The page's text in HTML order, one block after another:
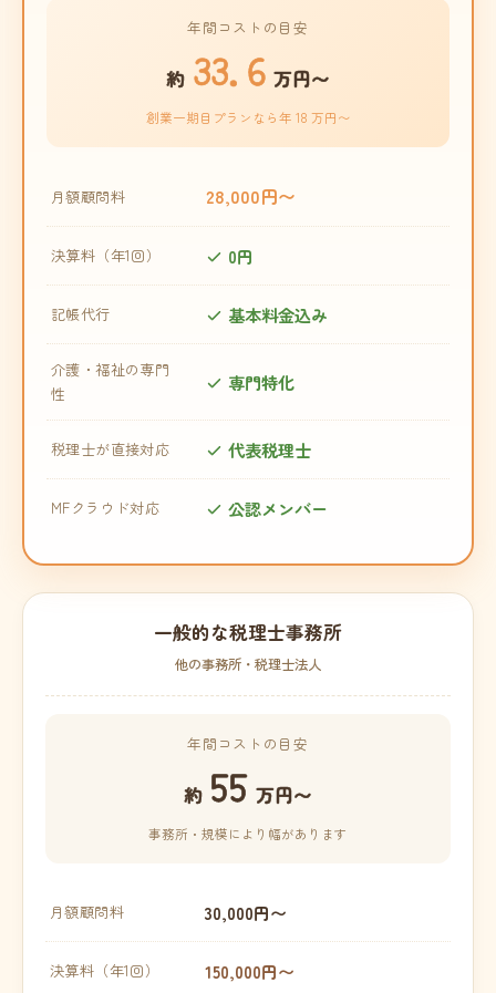
年間コストの目安
約 33.6 万円〜
創業一期目プランなら年 18 万円〜
月額顧問料 28,000円〜
決算料（年1回） 0円
記帳代行 基本料金込み
介護・福祉の専門
性
専門特化
税理士が直接対応 代表税理士
MFクラウド対応 公認メンバー
一般的な税理士事務所
他の事務所・税理士法人
年間コストの目安
約 55 万円〜
事務所・規模により幅があります
月額顧問料 30,000円〜
決算料（年1回） 150,000円〜